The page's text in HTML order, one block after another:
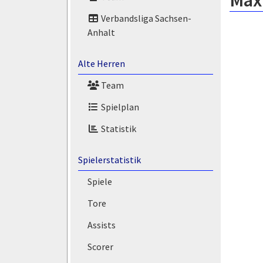
Verbandsliga Sachsen-
Anhalt
Alte Herren
Team
Spielplan
Statistik
Spielerstatistik
Spiele
Tore
Assists
Scorer